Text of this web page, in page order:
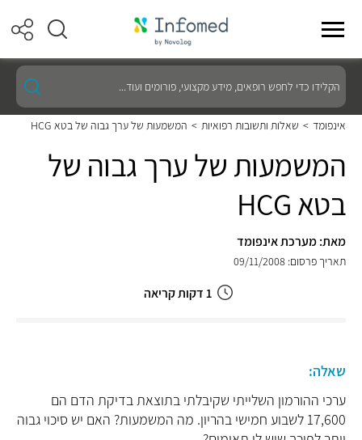
הקלידו
כדי
לחפש
רופאים,
מידע
פורומים
ועוד...
אינפומד > שאלות ותשובות רפואיות > המשמעות של ערך גבוה של בטא HCG
המשמעות של ערך גבוה של
בטא HCG
מאת: מערכת אינפומד
תאריך פרסום: 09/11/2008
1 דקות קריאה
שאלה:
ערכי ההורמון השלייתי שקיבלתי בתוצאת בדיקת הדם הם
17,600 לשבוע חמישי בהריון. מה המשמעות? האם יש סיכוי גבוה